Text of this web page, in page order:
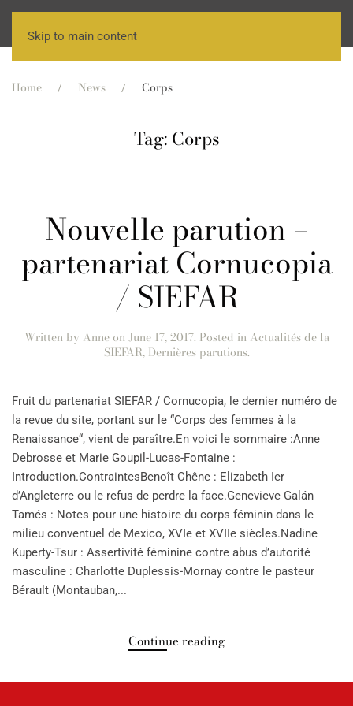
Skip to main content
Home News Corps
Tag: Corps
Nouvelle parution –
partenariat Cornucopia
/ SIEFAR
Written by Anneon June 17, 2017. Posted in Actualités de la
SIEFAR, Dernières parutions.
Fruit du partenariat SIEFAR / Cornucopia, le dernier numéro de
la revue du site, portant sur le “Corps des femmes à la
Renaissance“, vient de paraître.En voici le sommaire :Anne
Debrosse et Marie Goupil-Lucas-Fontaine :
Introduction.ContraintesBenoît Chêne : Elizabeth Ier
d’Angleterre ou le refus de perdre la face.Genevieve Galán
Tamés : Notes pour une histoire du corps féminin dans le
milieu conventuel de Mexico, XVIe et XVIIe siècles.Nadine
Kuperty-Tsur : Assertivité féminine contre abus d’autorité
masculine : Charlotte Duplessis-Mornay contre le pasteur
Bérault (Montauban,...
Continue reading